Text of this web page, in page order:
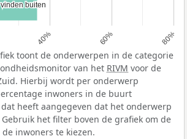
40% 60% 80%
buiten
buiten
toont de onderwerpen in de categorie
van het RIVM voor de
Hierbij wordt per onderwerp
inwoners in de buurt
heeft aangegeven dat het onderwerp
het filter boven de grafiek om de
inwoners te kiezen.